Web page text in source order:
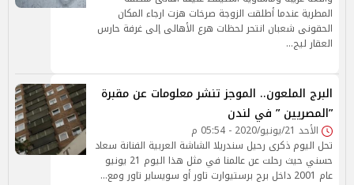
المطرية عندما أطلقت الزوجة صرخات هزت ارجاء المكان
الحقونى شعبان انتحر لحظات هرع الأهالى إلى غرفة حارس
العقار ليج…
البرج الملعون.. الموجز تنشر معلومات عن مقبرة
”المصريين ” في لندن
الأحد 21/يونيو/2020 - 05:54 م
تحل اليوم ذكرى رحيل سندريلا الشاشة العربية الفنانة سعاد
حسني حيث رحلت عن عالمنا في مثل هذا اليوم 21 يونيو
عام 2001 داخل برج برستيوارت تاور أو سويساير تاور ومع…